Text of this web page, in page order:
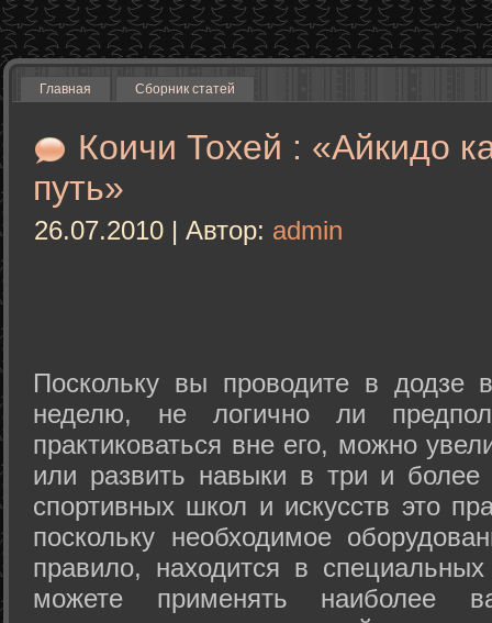
Главная Сборник статей
Коичи Тохей : «Айкидо
путь»
26.07.2010 | Автор: admin
Поскольку вы проводите в додзе
неделю, не логично ли
практиковаться вне его, можно
или развить навыки в три и
спортивных школ и искусств это
поскольку необходимое
правило, находится в
можете применять наиболее